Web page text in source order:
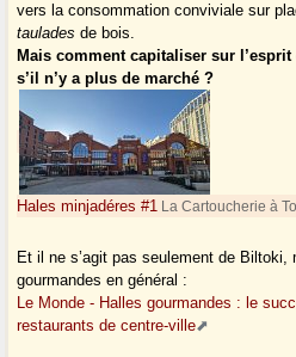
vers la consommation conviviale sur
taulades de bois.
Mais comment capitaliser sur
s’il n’y a plus de marché ?
Hales minjadéres #1 La Cartoucherie à
Et il ne s’agit pas seulement de Biltoki,
gourmandes en général :
Le Monde - Halles gourmandes : le
restaurants de centre-ville